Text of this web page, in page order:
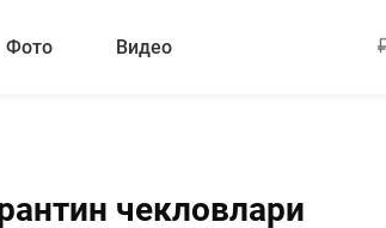
Фото Видео
чекловлари